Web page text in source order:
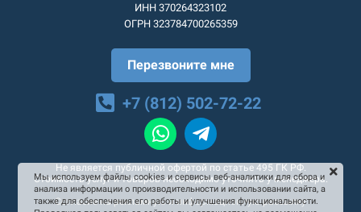
ИНН 370264323102
ОГРН 323784700265359
Перезвоните мне
+7 (812) 502-72-22
Не является публичной офертой по статье 495 ГК РФ.
Стоимость услуг и товаров необходимо уточнять у менеджера.
Согласие на рекламную и информационную рассылку
Мы используем файлы cookies и сервисы веб-аналитики для сбора и
анализа информации о производительности и использовании сайта, а
также для обеспечения его работы и улучшения функциональности.